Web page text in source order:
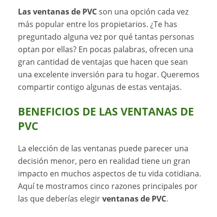
Las ventanas de PVCson una opción cada vez
más popular entre los propietarios. ¿Te has
preguntado alguna vez por qué tantas personas
optan por ellas? En pocas palabras, ofrecen una
gran cantidad de ventajas que hacen que sean
una excelente inversión para tu hogar. Queremos
compartir contigo algunas de estas ventajas.
BENEFICIOS DE LAS VENTANAS DE
PVC
La elección de las ventanas puede parecer una
decisión menor, pero en realidad tiene un gran
impacto en muchos aspectos de tu vida cotidiana.
Aquí te mostramos cinco razones principales por
las que deberías elegirventanas de PVC.